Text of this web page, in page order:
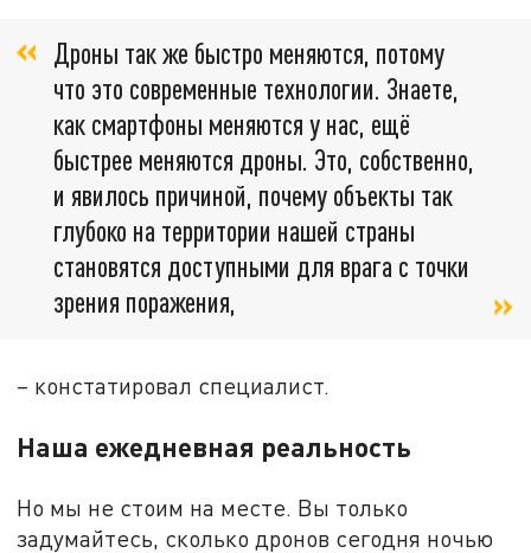
Дроны так же быстро меняются, потому
что это современные технологии. Знаете,
как смартфоны меняются у нас, ещё
быстрее меняются дроны. Это, собственно,
и явилось причиной, почему объекты так
глубоко на территории нашей страны
становятся доступными для врага с точки
зрения поражения,
– констатировал специалист.
Наша ежедневная реальность
Но мы не стоим на месте. Вы только
задумайтесь, сколько дронов сегодня ночью